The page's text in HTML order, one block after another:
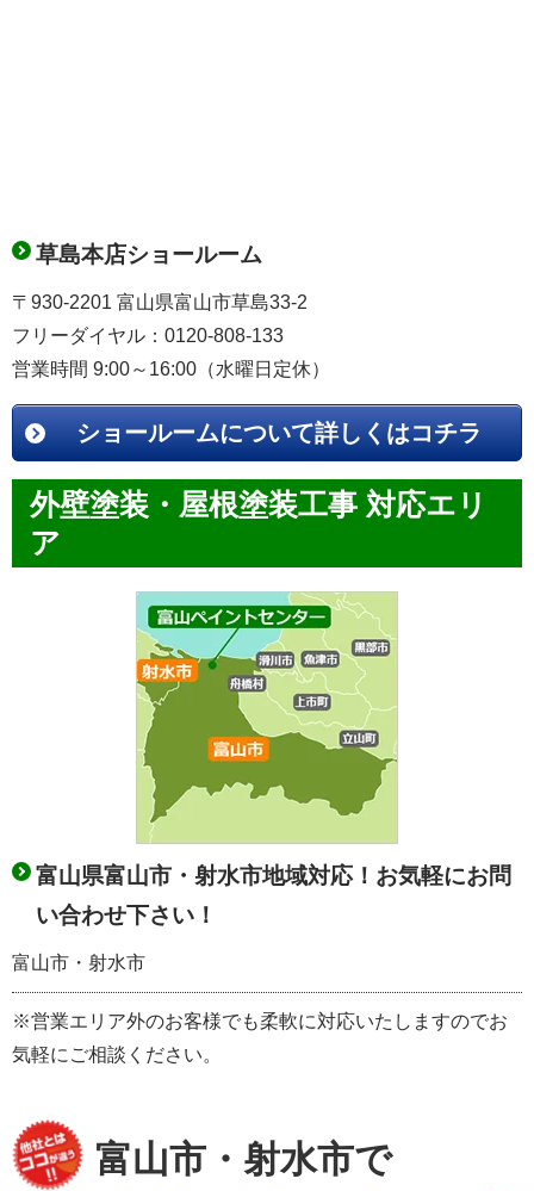
草島本店ショールーム
〒930-2201 富山県富山市草島33-2
フリーダイヤル：0120-808-133
営業時間 9:00～16:00（水曜日定休）
ショールームについて詳しくはコチラ
外壁塗装・屋根塗装工事 対応エリ
ア
富山県富山市・射水市地域対応！お気軽にお問
い合わせ下さい！
富山市・射水市
※営業エリア外のお客様でも柔軟に対応いたしますのでお
気軽にご相談ください。
富山市・射水市で